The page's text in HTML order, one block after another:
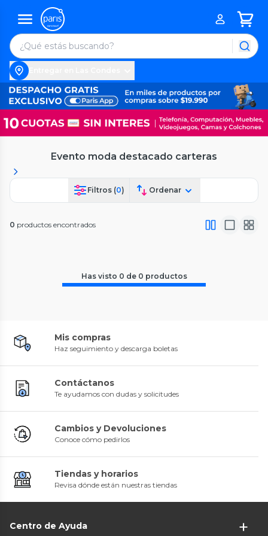
Evento moda destacado carteras
Filtros (0) Ordenar
0 productos encontrados
Has visto 0 de 0 productos
Mis compras
Haz seguimiento y descarga boletas
Contáctanos
Te ayudamos con dudas y solicitudes
Cambios y Devoluciones
Conoce cómo pedirlos
Tiendas y horarios
Revisa dónde están nuestras tiendas
Centro de Ayuda